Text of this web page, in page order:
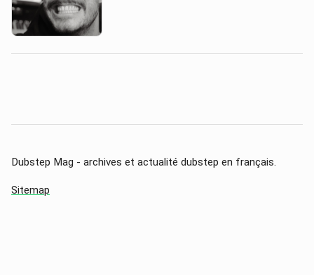
Dubstep Mag - archives et actualité dubstep en français.
Sitemap